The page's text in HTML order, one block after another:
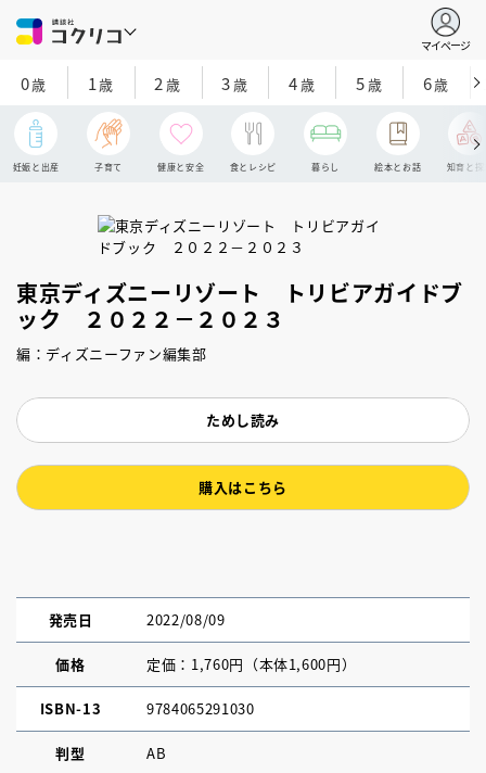
マイページ
0歳 1歳 2 歳 3歳 4歳 5歳 6歳
妊娠と出産 子育て 健康と安全 食とレシピ 暮らし 絵本とお話 知育と探
東京ディズニーリゾート トリビアガイドブ
ック ２０２２－２０２３
編：ディズニーファン編集部
ためし読み
購入はこちら
発売日 2022/08/09
価格 定価：1,760円（本体1,600円）
ISBN-13 9784065291030
判型 AB